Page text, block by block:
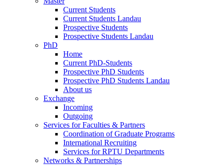
Current Students
Current Students Landau
Prospective Students
Prospective Students Landau
PhD
Home
Current PhD-Students
Prospective PhD Students
Prospective PhD Students Landau
About us
Exchange
Incoming
Outgoing
Services for Faculties & Partners
Coordination of Graduate Programs
International Recruiting
Services for RPTU Departments
Networks & Partnerships